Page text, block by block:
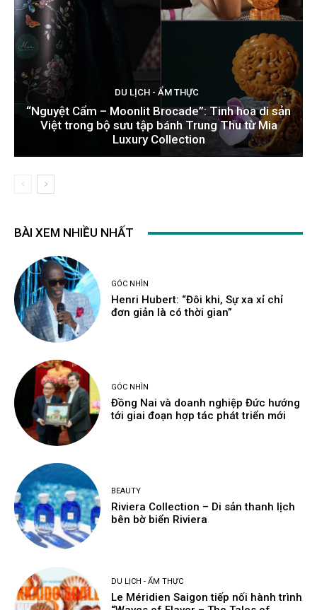
DU LỊCH - ẨM THỰC
“Nguyệt Cẩm – Moonlit Brocade”: Tinh hoa di sản
Việt trong bộ sưu tập bánh Trung Thu từ Mia
Luxury Collection
BÀI XEM NHIỀU NHẤT
GÓC NHÌN
Henri Hubert: “Đôi khi, Sự xa xỉ chỉ
đơn giản là có thời gian”
GÓC NHÌN
Đồng Nai và doanh nghiệp Đức hướng
tới giai đoạn hợp tác phát triển mới
BEAUTY
Riviera Collection – Di sản thanh lịch
bên bờ biển Riviera
DU LỊCH - ẨM THỰC
Le Méridien Saigon tiếp nối hành trình